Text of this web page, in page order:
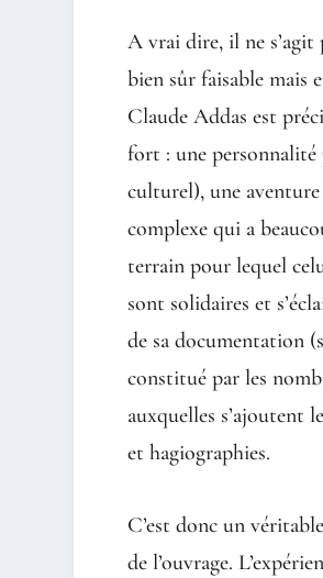
A vrai dire, il ne s’agit
bien sûr faisable mais
Claude Addas est
fort : une personnalité
culturel), une
complexe qui a
terrain pour lequel
sont solidaires et
de sa documentation
constitué par les
auxquelles s’ajoutent
et hagiographies.
C’est donc un
de l’ouvrage.